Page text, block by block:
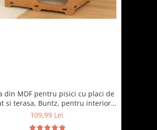
din MDF pentru pisici cu placi de
si terasa, Buntz, pentru interior,
59x28.5x35cm, Maro
109,99 Lei